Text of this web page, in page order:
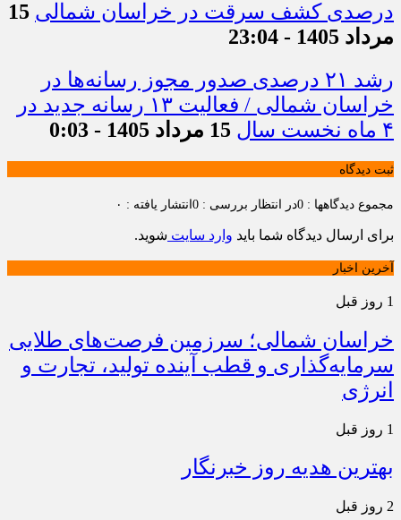
درصدی کشف سرقت در خراسان شمالی 15
مرداد 1405 - 23:04
رشد ۲۱ درصدی صدور مجوز رسانه‌ها در
خراسان شمالی / فعالیت ۱۳ رسانه جدید در
۴ ماه نخست سال
15 مرداد 1405 - 0:03
ثبت دیدگاه
مجموع دیدگاهها : 0 در انتظار بررسی : 0 انتشار یافته : ۰
برای ارسال دیدگاه شما باید وارد سایت شوید.
آخرین اخبار
1 روز قبل
خراسان شمالی؛ سرزمین فرصت‌های طلایی
سرمایه‌گذاری و قطب آینده تولید، تجارت و
انرژی
1 روز قبل
بهترین هدیه روز خبرنگار
2 روز قبل